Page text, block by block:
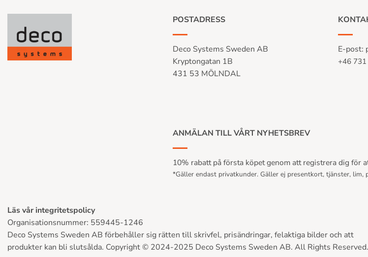
POSTADRESS
Deco Systems Sweden AB
Kryptongatan 1B
431 53 MÖLNDAL
E-post:
+46
ANMÄLAN TILL VÅRT NYHETSBREV
10% rabatt på första köpet genom att registrera dig för
*Gäller endast privatkunder. Gäller ej presentkort, tjänster, lim,
Läs vår integritetspolicy
Organisationsnummer: 559445-1246
Deco Systems Sweden AB förbehåller sig rätten till skrivfel, prisändringar, felaktiga bilder och att
produkter kan bli slutsålda. Copyright © 2024-2025 Deco Systems Sweden AB. All Rights Reserved.